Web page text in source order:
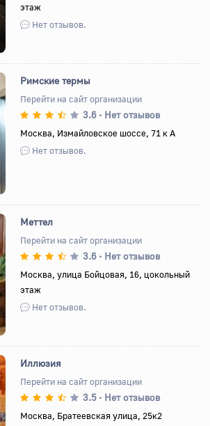
этаж
Нет отзывов.
Вперед
Римские термы
Перейти на сайт организации
3.6 • Нет отзывов
Москва, Измайловское шоссе, 71 к А
Нет отзывов.
Вперед
Меттел
Перейти на сайт организации
3.6 • Нет отзывов
Москва, улица Бойцовая, 16, цокольный
этаж
Нет отзывов.
Вперед
Иллюзия
Перейти на сайт организации
3.5 • Нет отзывов
Москва, Братеевская улица, 25к2